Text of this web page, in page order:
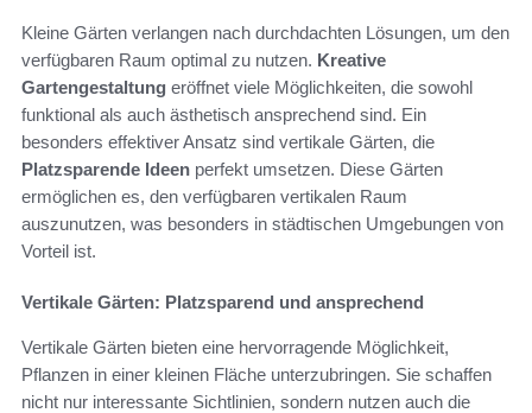
Kleine Gärten verlangen nach durchdachten Lösungen, um den
verfügbaren Raum optimal zu nutzen. Kreative
Gartengestaltung eröffnet viele Möglichkeiten, die sowohl
funktional als auch ästhetisch ansprechend sind. Ein
besonders effektiver Ansatz sind vertikale Gärten, die
Platzsparende Ideen perfekt umsetzen. Diese Gärten
ermöglichen es, den verfügbaren vertikalen Raum
auszunutzen, was besonders in städtischen Umgebungen von
Vorteil ist.
Vertikale Gärten: Platzsparend und ansprechend
Vertikale Gärten bieten eine hervorragende Möglichkeit,
Pflanzen in einer kleinen Fläche unterzubringen. Sie schaffen
nicht nur interessante Sichtlinien, sondern nutzen auch die